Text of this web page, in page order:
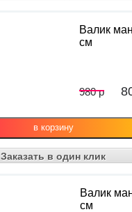
Валик
см
980 р
Заказать в один клик
Валик
см